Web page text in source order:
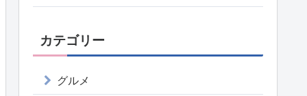
カテゴリー
グルメ